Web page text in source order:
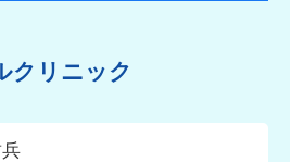
クリニック